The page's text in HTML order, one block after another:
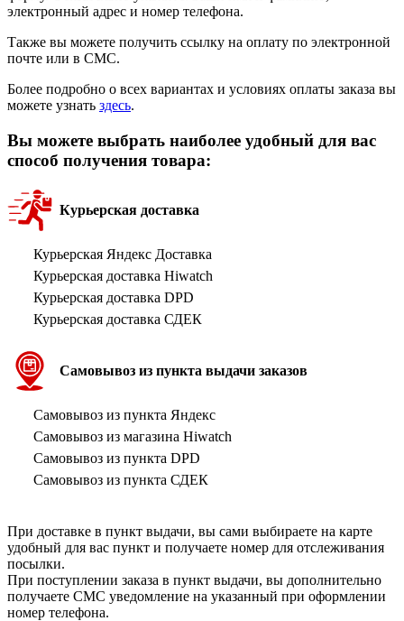
электронный адрес и номер телефона.
Также вы можете получить ссылку на оплату по электронной
почте или в СМС.
Более подробно о всех вариантах и условиях оплаты заказа вы
можете узнать здесь.
Вы можете выбрать наиболее удобный для вас
способ получения товара:
Курьерская доставка
Курьерская Яндекс Доставка
Курьерская доставка Hiwatch
Курьерская доставка DPD
Курьерская доставка СДЕК
Самовывоз из пункта выдачи заказов
Самовывоз из пункта Яндекс
Самовывоз из магазина Hiwatch
Самовывоз из пункта DPD
Самовывоз из пункта СДЕК
При доставке в пункт выдачи, вы сами выбираете на карте
удобный для вас пункт и получаете номер для отслеживания
посылки.
При поступлении заказа в пункт выдачи, вы дополнительно
получаете СМС уведомление на указанный при оформлении
номер телефона.